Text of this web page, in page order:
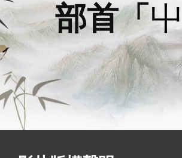
部首「屮